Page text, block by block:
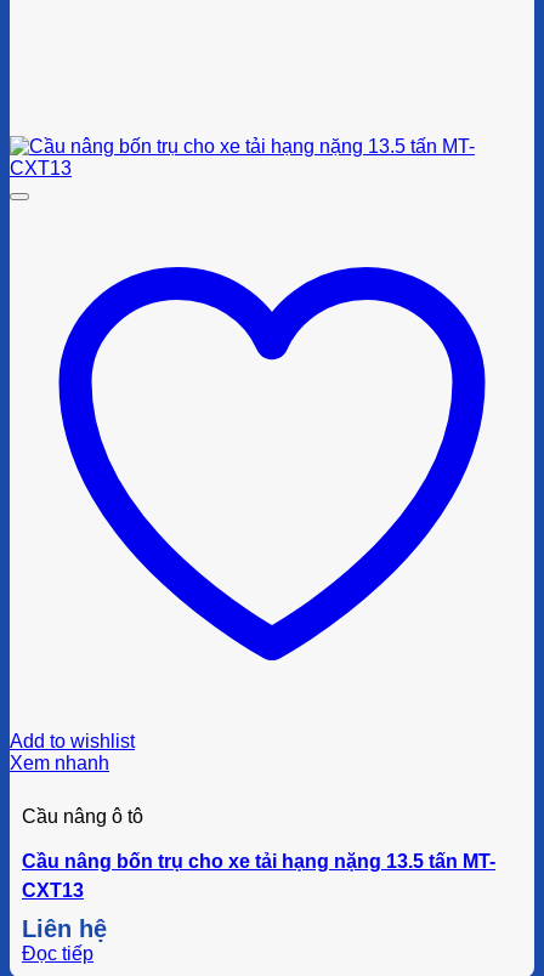
Add to wishlist
Xem nhanh
Cầu nâng ô tô
Cầu nâng bốn trụ cho xe tải hạng nặng 13.5 tấn MT-
CXT13
Liên hệ
Đọc tiếp